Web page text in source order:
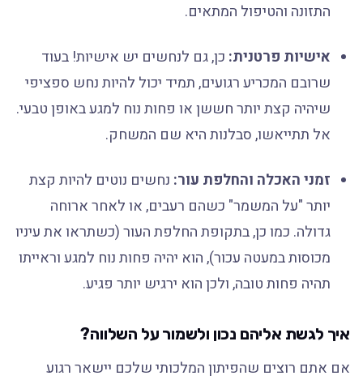
התזונה והטיפול המתאים.
אישיות פרטנית:כן, גם לנחשים יש אישיות! בעוד
שרובם המכריע רגועים, תמיד יכול להיות נחש ספציפי
שיהיה קצת יותר חששן או פחות נוח למגע באופן טבעי.
אל תתייאשו, סבלנות היא שם המשחק.
זמני האכלה והחלפת עור:נחשים נוטים להיות קצת
יותר "על המשמר" כשהם רעבים, או לאחר ארוחה
גדולה. כמו כן, בתקופת החלפת העור (כשתראו את עיניו
מכוסות במעטה עכור), הוא יהיה פחות נוח למגע וראייתו
תהיה פחות טובה, ולכן הוא ירגיש יותר פגיע.
איך לגשת אליהם נכון ולשמור על השלווה?
אם אתם רוצים שהפיתון המלכותי שלכם יישאר רגוע